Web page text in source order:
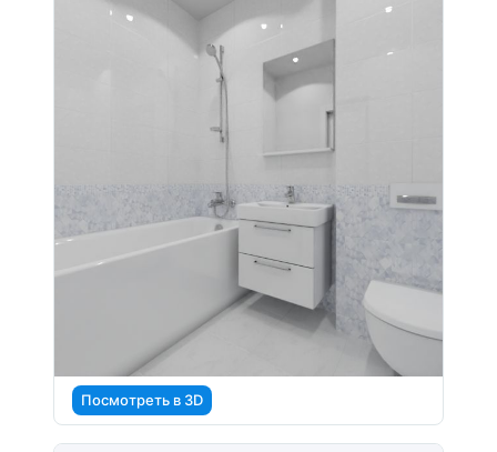
Посмотреть в 3D